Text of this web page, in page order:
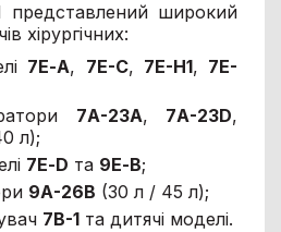
представлений широкий
хірургічних:
7Е-А, 7E-C, 7E-H1, 7E-
7А-23А, 7А-23D,
л);
7Е-D та 9Е-В;
9А-26В (30 л / 45 л);
7В-1 та дитячі моделі.